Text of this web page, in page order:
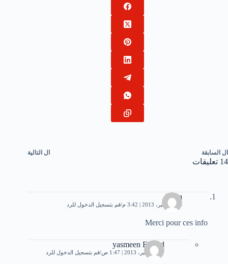
ال السابقة ال التالية
14 تعليقات
Reda
26 ديسمبر، 2013 | 3:42 م قم بتسجيل الدخول للرد
Merci pour ces info
yasmeen Elsayd
27 ديسمبر، 2013 | 1:47 ص قم بتسجيل الدخول للرد